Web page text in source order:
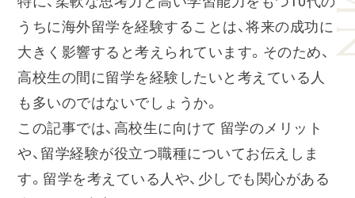
うちに海外留学を経験することは、将来の成功に
大きく影響すると考えられています。そのため、
高校生の間に留学を経験したいと考えている人
も多いのではないでしょうか。
この記事では、高校生に向けて 留学のメリット
や、留学経験が役立つ職種についてお伝えしま
す。留学を考えている人や、少しでも関心がある